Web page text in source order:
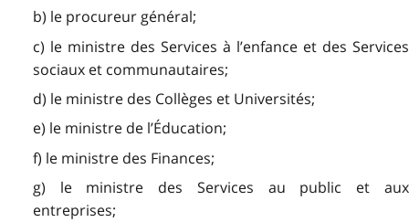
b) le procureur général;
c) le ministre des Services à l’enfance et des Services
sociaux et communautaires;
d) le ministre des Collèges et Universités;
e) le ministre de l’Éducation;
f) le ministre des Finances;
g) le ministre des Services au public et aux
entreprises;